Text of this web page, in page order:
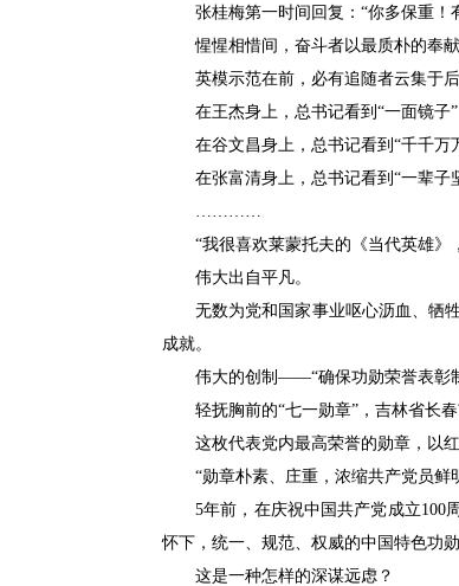
张桂梅第一时间回复：“你多保重！
惺惺相惜间，奋斗者以最质朴的奉
英模示范在前，必有追随者云集于
在王杰身上，总书记看到“一面镜子
在谷文昌身上，总书记看到“千千万
在张富清身上，总书记看到“一辈子
…………
“我很喜欢莱蒙托夫的《当代英雄》
伟大出自平凡。
无数为党和国家事业呕心沥血、牺
成就。
伟大的创制——“确保功勋荣誉表彰
轻抚胸前的“七一勋章”，吉林省长
这枚代表党内最高荣誉的勋章，以
“勋章朴素、庄重，浓缩共产党员鲜
5年前，在庆祝中国共产党成立100
怀下，统一、规范、权威的中国特色功
这是一种怎样的深谋远虑？